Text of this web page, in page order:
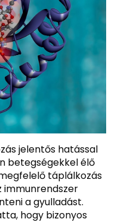
jelentős hatással
betegségekkel élő
táplálkozás
a gyulladást.
hogy bizonyos